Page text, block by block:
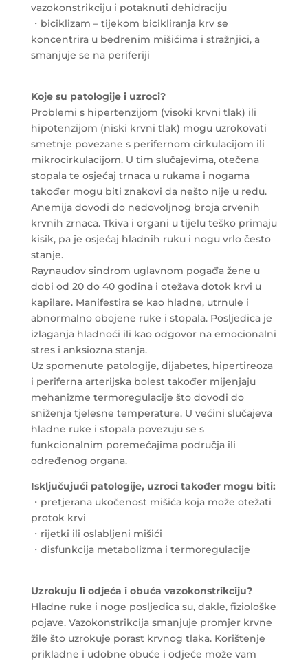
vazokonstrikciju i potaknuti dehidraciju
・biciklizam – tijekom bicikliranja krv se
koncentrira u bedrenim mišićima i stražnjici, a
smanjuje se na periferiji
Koje su patologije i uzroci?
Problemi s hipertenzijom (visoki krvni tlak) ili
hipotenzijom (niski krvni tlak) mogu uzrokovati
smetnje povezane s perifernom cirkulacijom ili
mikrocirkulacijom. U tim slučajevima, otečena
stopala te osjećaj trnaca u rukama i nogama
također mogu biti znakovi da nešto nije u redu.
Anemija dovodi do nedovoljnog broja crvenih
krvnih zrnaca. Tkiva i organi u tijelu teško primaju
kisik, pa je osjećaj hladnih ruku i nogu vrlo često
stanje.
Raynaudov sindrom uglavnom pogađa žene u
dobi od 20 do 40 godina i otežava dotok krvi u
kapilare. Manifestira se kao hladne, utrnule i
abnormalno obojene ruke i stopala. Posljedica je
izlaganja hladnoći ili kao odgovor na emocionalni
stres i anksiozna stanja.
Uz spomenute patologije, dijabetes, hipertireoza
i periferna arterijska bolest također mijenjaju
mehanizme termoregulacije što dovodi do
sniženja tjelesne temperature. U većini slučajeva
hladne ruke i stopala povezuju se s
funkcionalnim poremećajima područja ili
određenog organa.
Isključujući patologije, uzroci također mogu biti:
・pretjerana ukočenost mišića koja može otežati
protok krvi
・rijetki ili oslabljeni mišići
・disfunkcija metabolizma i termoregulacije
Uzrokuju li odjeća i obuća vazokonstrikciju?
Hladne ruke i noge posljedica su, dakle, fiziološke
pojave. Vazokonstrikcija smanjuje promjer krvne
žile što uzrokuje porast krvnog tlaka. Korištenje
prikladne i udobne obuće i odjeće može vam